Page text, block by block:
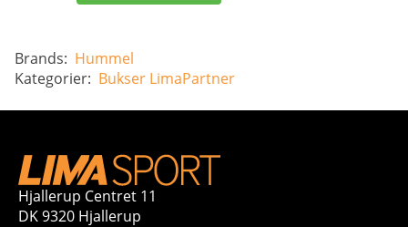
Voksen
antal
Brands: Hummel
Kategorier: Bukser LimaPartner
Hjallerup Centret 11
DK 9320 Hjallerup